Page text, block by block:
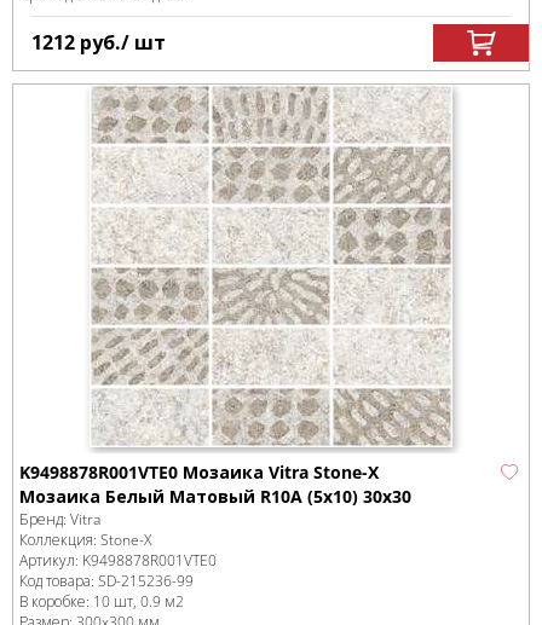
1212 руб./ шт
K9498878R001VTE0 Мозаика Vitra Stone-X
Мозаика Белый Матовый R10A (5х10) 30х30
Бренд: Vitra
Коллекция: Stone-X
Артикул: K9498878R001VTE0
Код товара: SD-215236-99
В коробке: 10 шт, 0.9 м2